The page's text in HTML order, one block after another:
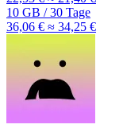
10 GB /30 Tage
36,06 € ≈ 34,25 €